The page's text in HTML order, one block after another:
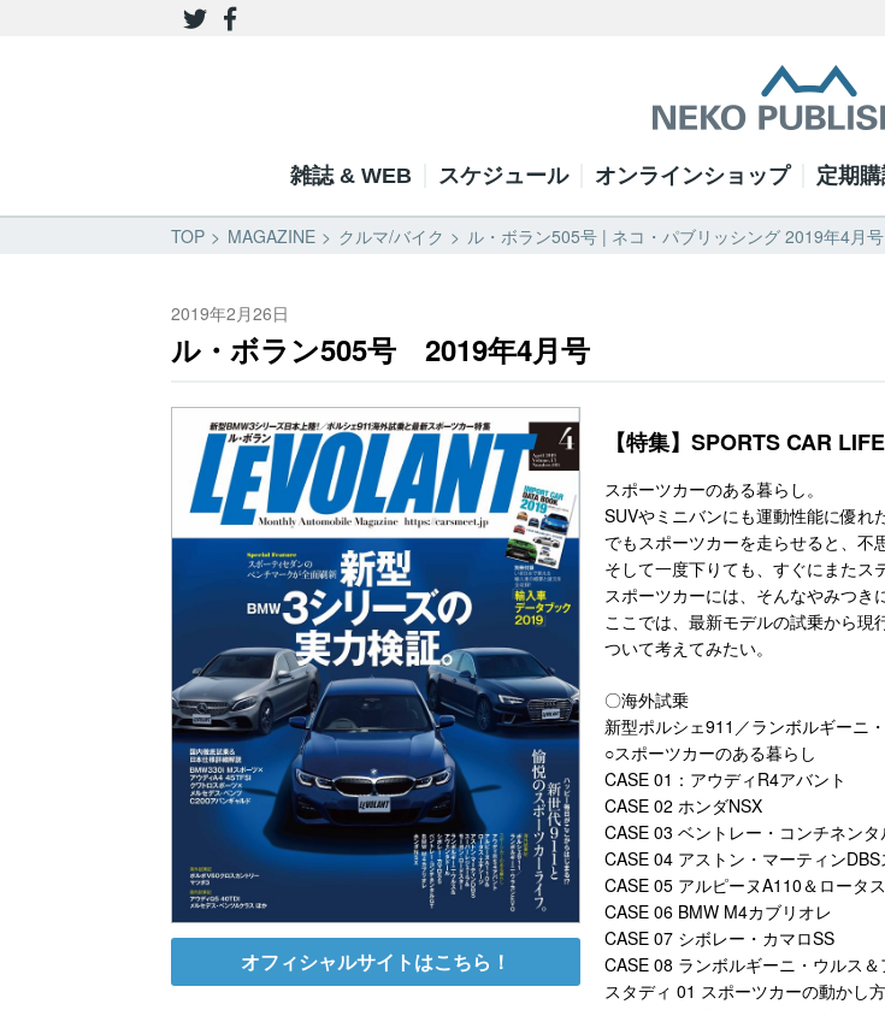
雑誌 & WEB スケジュール オンラインショップ 定期
TOP MAGAZINE クルマ/バイク ル・ボラン505号 | ネコ・パブリッシング 2019年4月号
2019年2月26日
ル・ボラン505号 2019年4月号
オフィシャルサイトはこちら！
【特集】SPORTS CAR LIFE
スポーツカーのある暮らし。
SUVやミニバンにも運動性能に優れ
でもスポーツカーを走らせると、不
そして一度下りても、すぐにまた
スポーツカーには、そんなやみつき
ここでは、最新モデルの試乗から現
ついて考えてみたい。
〇海外試乗
新型ポルシェ911／ランボルギーニ
○スポーツカーのある暮らし
CASE 01：アウディR4アバント
CASE 02 ホンダNSX
CASE 03 ベントレー・コンチネンタ
CASE 04 アストン・マーティン
CASE 05 アルピーヌA110＆ロータ
CASE 06 BMW M4カブリオレ
CASE 07 シボレー・カマロSS
CASE 08 ランボルギーニ・ウルス
スタディ 01 スポーツカーの動かし方